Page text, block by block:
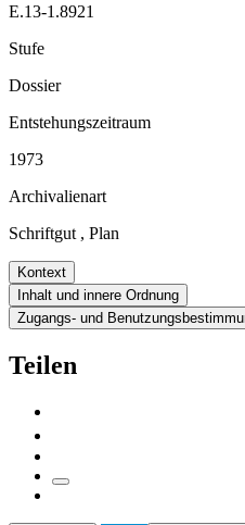
E.13-1.8921
Stufe
Dossier
Entstehungszeitraum
1973
Archivalienart
Schriftgut , Plan
Kontext
Inhalt und innere Ordnung
Zugangs- und
Teilen